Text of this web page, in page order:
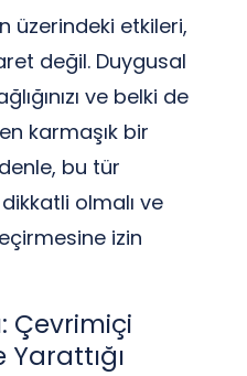
üzerindeki etkileri,
değil. Duygusal
ve belki de
karmaşık bir
bu tür
olmalı ve
izin
Çevrimiçi